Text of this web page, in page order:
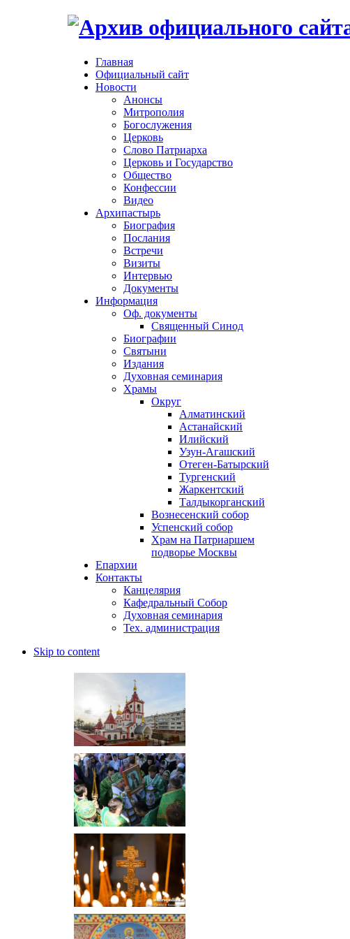
Главная
Официальный сайт
Новости
Анонсы
Митрополия
Богослужения
Церковь
Слово Патриарха
Церковь и Государство
Общество
Конфессии
Видео
Архипастырь
Биография
Послания
Встречи
Визиты
Интервью
Документы
Информация
Оф. документы
Священный Синод
Биографии
Святыни
Издания
Духовная семинария
Храмы
Округ
Алматинский
Астанайский
Илийский
Узун-Агашский
Отеген-Батырский
Тургенский
Жаркентский
Талдыкорганский
Вознесенский собор
Успенский собор
Храм на Патриаршем
подворье Москвы
Епархии
Контакты
Канцелярия
Кафедральный Собор
Духовная семинария
Тех. администрация
Skip to content